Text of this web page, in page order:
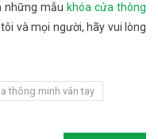
những mẫu khóa cửa thông
và mọi người, hãy vui lòng
thông minh vân tay